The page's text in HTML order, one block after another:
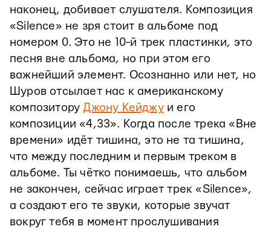
наконец, добивает слушателя. Композиция
«Silence» не зря стоит в альбоме под
номером 0. Это не 10-й трек пластинки, это
песня вне альбома, но при этом его
важнейший элемент. Осознанно или нет, но
Шуров отсылает нас к американскому
композиторуДжону Кейджуи его
композиции «4,33». Когда после трека «Вне
времени» идёт тишина, это не та тишина,
что между последним и первым треком в
альбоме. Ты чётко понимаешь, что альбом
не закончен, сейчас играет трек «Silence»,
а создают его те звуки, которые звучат
вокруг тебя в момент прослушивания